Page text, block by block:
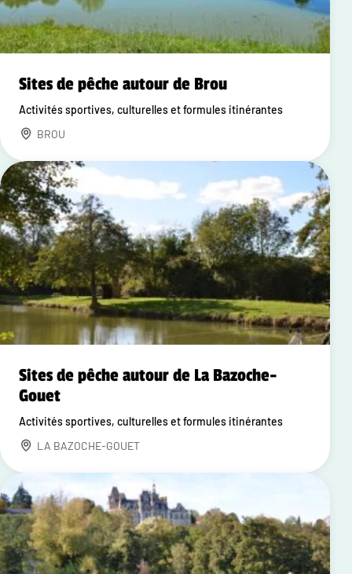
Sites de pêche autour de Brou
Activités sportives, culturelles et formules itinérantes
BROU
Sites de pêche autour de La Bazoche-
Gouet
Activités sportives, culturelles et formules itinérantes
LA BAZOCHE-GOUET